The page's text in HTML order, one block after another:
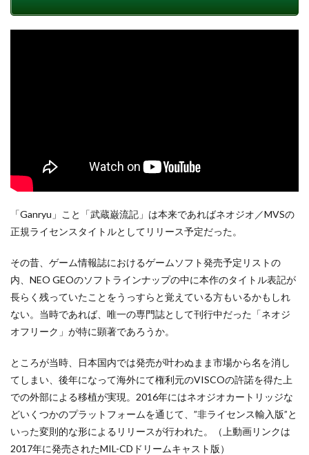
「Ganryu」こと「武蔵巌流記」は本来であればネオジオ／MVSの
正規ライセンスタイトルとしてリリース予定だった。
その昔、ゲーム情報誌におけるゲームソフト発売予定リストの
内、NEO GEOのソフトラインナップの中に本作のタイトル表記が
長らく残っていたことをうっすらと覚えている方もいるかもしれ
ない。当時であれば、唯一の専門誌として刊行中だった「ネオジ
オフリーク」が特に顕著であろうか。
ところが当時、日本国内では発売が叶わぬまま市場から名を消し
てしまい、後年になって海外にて権利元のVISCOの許諾を得た上
での外部による移植が実現。2016年にはネオジオカートリッジな
どいくつかのプラットフォームを通じて、”非ライセンス輸入版”と
いった変則的な形によるリリースが行われた。（上動画リンクは
2017年に発売されたMIL-CDドリームキャスト版）